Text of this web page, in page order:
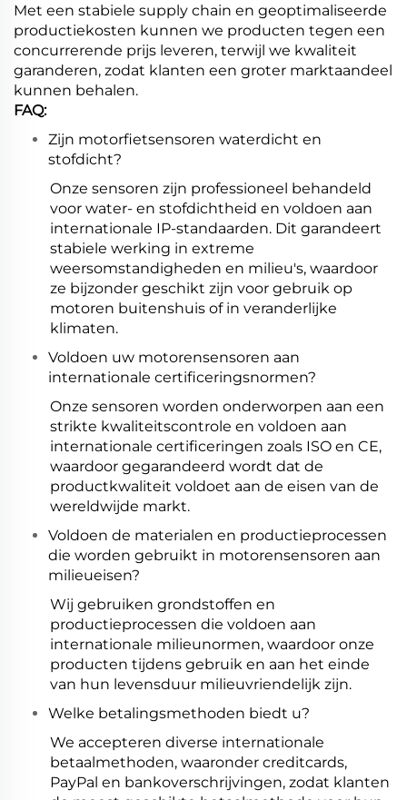
Met een stabiele supply chain en geoptimaliseerde
productiekosten kunnen we producten tegen een
concurrerende prijs leveren, terwijl we kwaliteit
garanderen, zodat klanten een groter marktaandeel
kunnen behalen.
FAQ:
Zijn motorfietsensoren waterdicht en
stofdicht?
Onze sensoren zijn professioneel behandeld
voor water- en stofdichtheid en voldoen aan
internationale IP-standaarden. Dit garandeert
stabiele werking in extreme
weersomstandigheden en milieu's, waardoor
ze bijzonder geschikt zijn voor gebruik op
motoren buitenshuis of in veranderlijke
klimaten.
Voldoen uw motorensensoren aan
internationale certificeringsnormen?
Onze sensoren worden onderworpen aan een
strikte kwaliteitscontrole en voldoen aan
internationale certificeringen zoals ISO en CE,
waardoor gegarandeerd wordt dat de
productkwaliteit voldoet aan de eisen van de
wereldwijde markt.
Voldoen de materialen en productieprocessen
die worden gebruikt in motorensensoren aan
milieueisen?
Wij gebruiken grondstoffen en
productieprocessen die voldoen aan
internationale milieunormen, waardoor onze
producten tijdens gebruik en aan het einde
van hun levensduur milieuvriendelijk zijn.
Welke betalingsmethoden biedt u?
We accepteren diverse internationale
betaalmethoden, waaronder creditcards,
PayPal en bankoverschrijvingen, zodat klanten